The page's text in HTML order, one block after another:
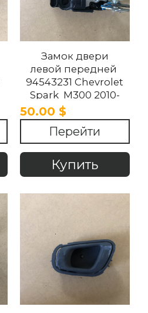
Замок двери
левой передней
94543231 Chevrolet
Spark M300 2010-
2015
50.00 $
Перейти
Купить